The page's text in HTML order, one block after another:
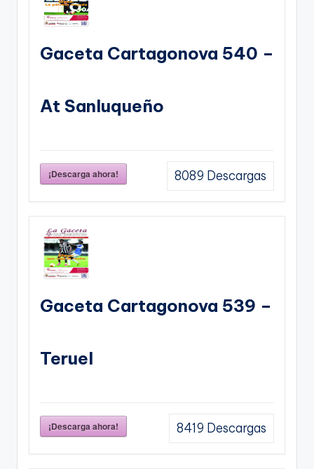
Gaceta Cartagonova 540 –
At Sanluqueño
¡Descarga ahora! 8089 Descargas
Gaceta Cartagonova 539 –
Teruel
¡Descarga ahora! 8419 Descargas